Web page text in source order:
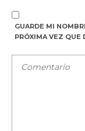
GUARDE MI
PRÓXIMA VEZ QUE